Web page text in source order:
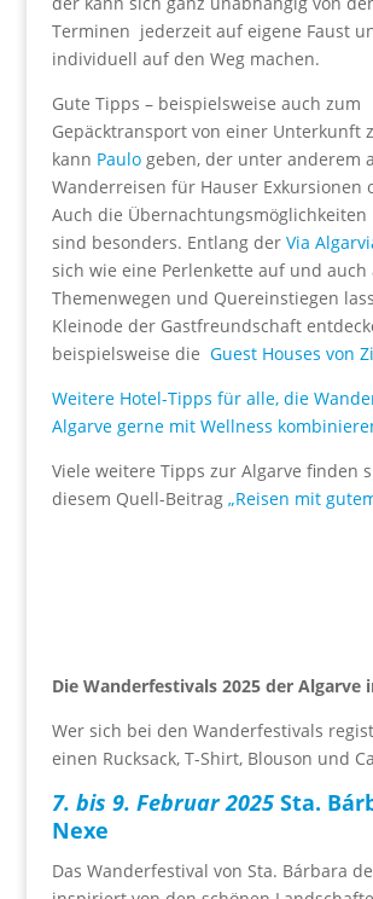
Terminen jederzeit auf eigene Faust
individuell auf den Weg machen.
Gute Tipps – beispielsweise auch zum
Gepäcktransport von einer Unterkunft
kann Paulogeben, der unter anderem
Wanderreisen für Hauser Exkursionen
Auch die
sind besonders. Entlang der Via
sich wie eine Perlenkette auf und auch
Themenwegen und Quereinstiegen
Kleinode der Gastfreundschaft
beispielsweise die Guest Houses von
Weitere Hotel-Tipps für alle, die
Algarve gerne mit Wellness
Viele weitere Tipps zur Algarve finden
diesem Quell-Beitrag „Reisen mit
Die Wanderfestivals 2025 der Algarve
Wer sich bei den Wanderfestivals
einen Rucksack, T-Shirt, Blouson und
7. bis 9. Februar 2025Sta.
Nexe
Das Wanderfestival von Sta. Bárbara